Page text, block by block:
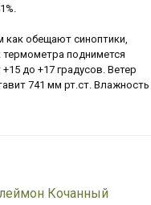
как обещают синоптики,
термометра поднимется
до +17 градусов. Ветер
741 мм рт.ст. Влажность
Кочанный